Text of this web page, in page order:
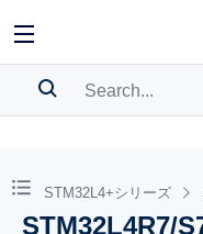
BOOKMARK
Pleaselog into show
STM32L4+シリーズ
STM32L4R7/